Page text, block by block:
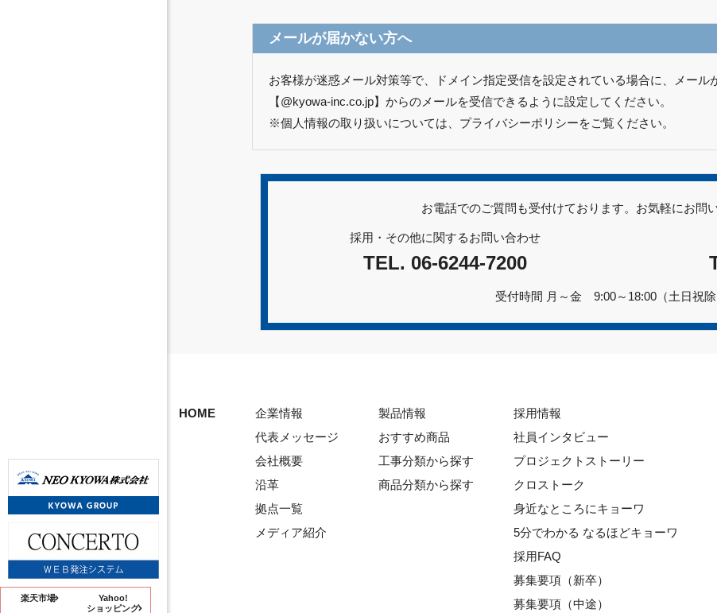
楽天市場
Yahoo!
ショッピング
メールが届かない方へ
お客様が迷惑メール対策等で、ドメイン指定受信を設定されている場合に、メール
【@kyowa-inc.co.jp】からのメールを受信できるように設定してください。
※個人情報の取り扱いについては、 プライバシーポリシーをご覧ください。
お電話でのご質問も受付けております。お気軽にお問
採用・その他に関するお問い合わせ
TEL. 06-6244-7200
受付時間 月～金 9:00～18:00（土日祝除
HOME
企業情報
代表メッセージ
会社概要
沿革
拠点一覧
メディア紹介
製品情報
おすすめ商品
工事分類から探す
商品分類から探す
採用情報
社員インタビュー
プロジェクトストーリー
クロストーク
身近なところにキョーワ
5分でわかる なるほどキョーワ
採用FAQ
募集要項（新卒）
募集要項（中途）